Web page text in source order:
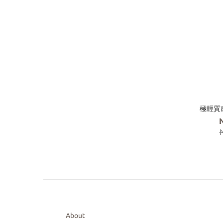
極輕質
About